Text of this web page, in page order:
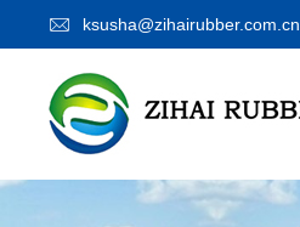
ksusha@zihairubber.com.cn